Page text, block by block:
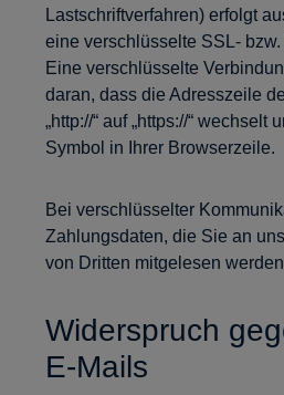
Lastschriftverfahren) erfolgt
eine verschlüsselte SSL-
Eine verschlüsselte
daran, dass die Adresszeile
„http://“ auf „https://“ wechselt
Symbol in Ihrer Browserzeile.
Bei verschlüsselter
Zahlungsdaten, die Sie an
von Dritten mitgelesen
Widerspruch
E-Mails